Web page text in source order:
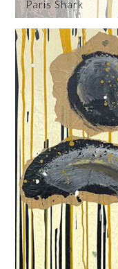
Paris Shark